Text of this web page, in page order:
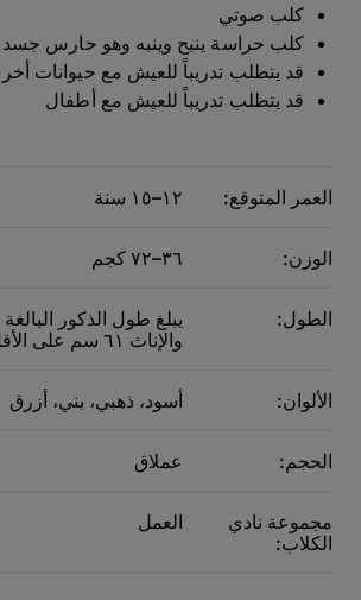
كلب صوتي
كلب حراسة ينبح وينبه وهو حارس
قد يتطلب تدريباً للعيش مع حيوانات
قد يتطلب تدريباً للعيش مع أطفال
العمر المتوقع: ١٢–١٥ سنة
الوزن: ٣٦–٧٢ كجم
الطول:
والإناث ٦١ سم على الأقل
الألوان: أسود، ذهبي، بني، أزرق
الحجم: عملاق
مجموعة نادي
الكلاب:
العمل